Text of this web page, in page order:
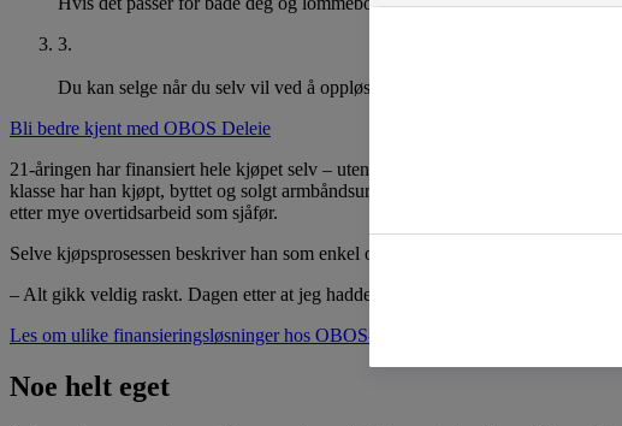
3.
Du kan selge når du selv vil ved å oppløse sameiet mellom deg og
Bli bedre kjent med OBOS Deleie
21-åringen har finansiert hele kjøpet selv – uten økonomisk støtte fra
klasse har han kjøpt, byttet og solgt armbåndsur. Det har vært en lukrativ
etter mye overtidsarbeid som sjåfør.
Selve kjøpsprosessen beskriver han som enkel og rett fram.
– Alt gikk veldig raskt. Dagen etter at jeg hadde snakket med faren min, var
Les om ulike finansieringsløsninger hos OBOS-banken
Noe helt eget